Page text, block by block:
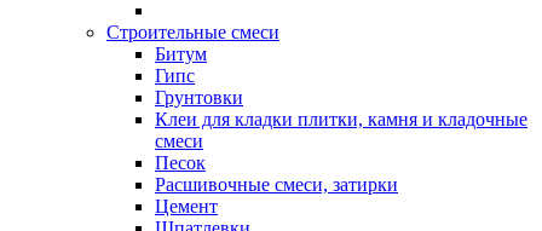
Строительные смеси
Битум
Гипс
Грунтовки
Клеи для кладки плитки, камня и кладочные
смеси
Песок
Расшивочные смеси, затирки
Цемент